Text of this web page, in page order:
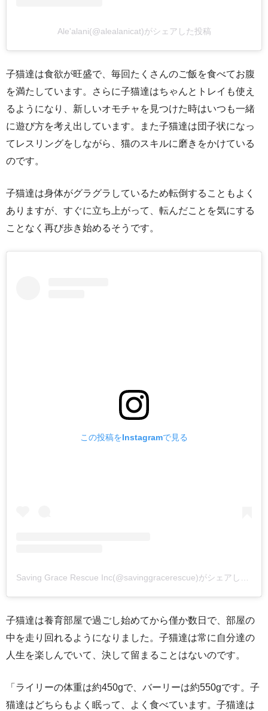
Ale'alani(@alealanicat)がシェアした投稿
子猫達は食欲が旺盛で、毎回たくさんのご飯を食べてお腹
を満たしています。さらに子猫達はちゃんとトレイも使え
るようになり、新しいオモチャを見つけた時はいつも一緒
に遊び方を考え出しています。また子猫達は団子状になっ
てレスリングをしながら、猫のスキルに磨きをかけている
のです。
子猫達は身体がグラグラしているため転倒することもよく
ありますが、すぐに立ち上がって、転んだことを気にする
ことなく再び歩き始めるそうです。
この投稿をInstagramで見る
子猫達は養育部屋で過ごし始めてから僅か数日で、部屋の
中を走り回れるようになりました。子猫達は常に自分達の
人生を楽しんでいて、決して留まることはないのです。
「ライリーの体重は約450gで、バーリーは約550gです。子
猫達はどちらもよく眠って、よく食べています。子猫達は